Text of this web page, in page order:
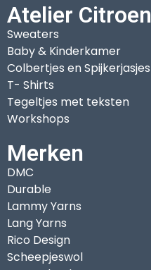
Atelier Citroen
Sweaters
Baby & Kinderkamer
Colbertjes en Spijkerjasjes
T- Shirts
Tegeltjes met teksten
Workshops
Merken
DMC
Durable
Lammy Yarns
Lang Yarns
Rico Design
Scheepjeswol